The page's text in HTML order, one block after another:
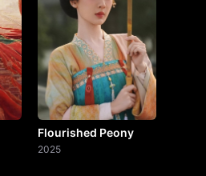
Flourished Peony
2025